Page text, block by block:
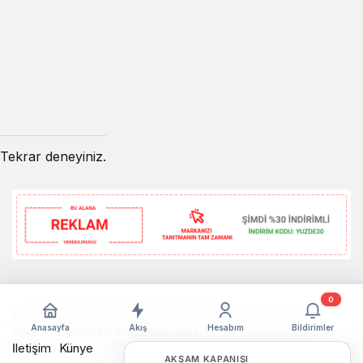
Tekrar deneyiniz.
AKŞAM KAPANIŞI
Anasayfa Akış Hesabım Bildirimler
0
Bizim Düzce Gazetesi © Telif Hakkı 2026, Tüm Hakları
Saklıdır. Design by
Papatyam Soft
İletişim
Künye